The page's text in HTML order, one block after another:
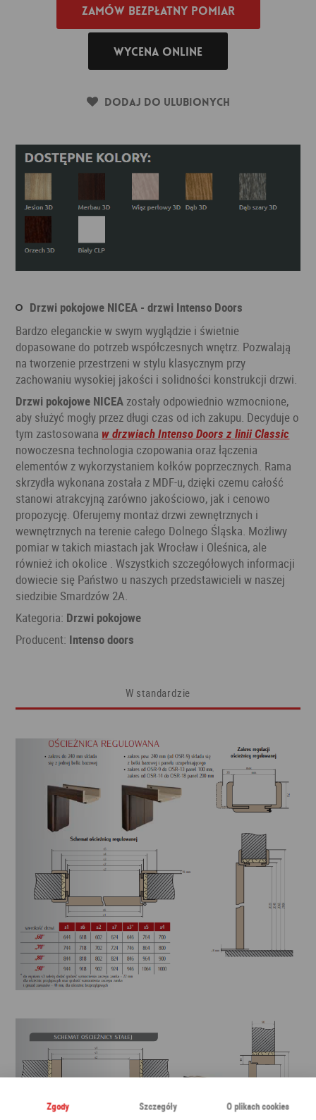
Zamów bezpłatny pomiar
Wycena online
Dodaj do ulubionych
Drzwi pokojowe NICEA - drzwi Intenso Doors
Bardzo eleganckie w swym wyglądzie i świetnie
dopasowane do potrzeb współczesnych wnętrz. Pozwalają
na tworzenie przestrzeni w stylu klasycznym przy
zachowaniu wysokiej jakości i solidności konstrukcji drzwi.
Drzwi pokojowe NICEA zostały odpowiednio wzmocnione,
aby służyć mogły przez długi czas od ich zakupu. Decyduje o
tym zastosowana w drzwiach Intenso Doors z linii Classic
nowoczesna technologia czopowania oraz łączenia
elementów z wykorzystaniem kołków poprzecznych. Rama
skrzydła wykonana została z MDF-u, dzięki czemu całość
stanowi atrakcyjną zarówno jakościowo, jak i cenowo
propozycję. Oferujemy montaż drzwi zewnętrznych i
wewnętrznych na terenie całego Dolnego Śląska. Możliwy
pomiar w takich miastach jak Wrocław i Oleśnica, ale
również ich okolice . Wszystkich szczegółowych informacji
dowiecie się Państwo u naszych przedstawicieli w naszej
siedzibie Smardzów 2A.
Kategoria: Drzwi pokojowe
Producent: Intenso doors
W standardzie
Zgody Szczegóły O plikach cookies